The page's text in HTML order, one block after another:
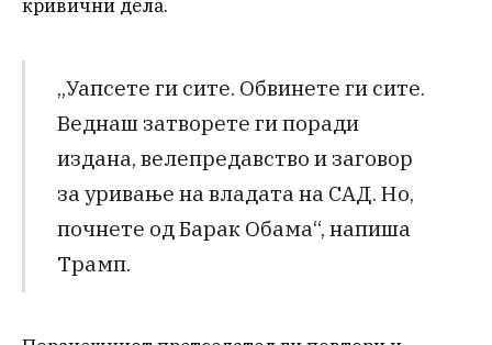
кривични дела.
„Уапсете ги сите. Обвинете ги сите.
Веднаш затворете ги поради
издана, велепредавство и заговор
за уривање на владата на САД. Но,
почнете од Барак Обама“, напиша
Трамп.